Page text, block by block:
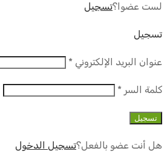
لست عضوا؟تسجيل
تسجيل
عنوان البريد الإلكتروني * مطلوب
كلمة السر * مطلوب
تسجيل
هل أنت عضو بالفعل؟تسجيل الدخول